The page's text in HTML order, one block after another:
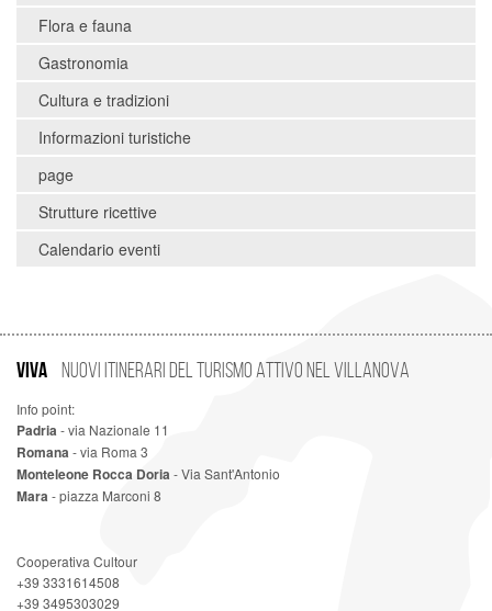
Flora e fauna
Gastronomia
Cultura e tradizioni
Informazioni turistiche
page
Strutture ricettive
Calendario eventi
VIVA Nuovi Itinerari del Turismo Attivo nel Villanova
Info point:
Padria- via Nazionale 11
Romana- via Roma 3
Monteleone Rocca Doria - Via Sant'Antonio
Mara- piazza Marconi 8
Cooperativa Cultour
+39 3331614508
+39 3495303029